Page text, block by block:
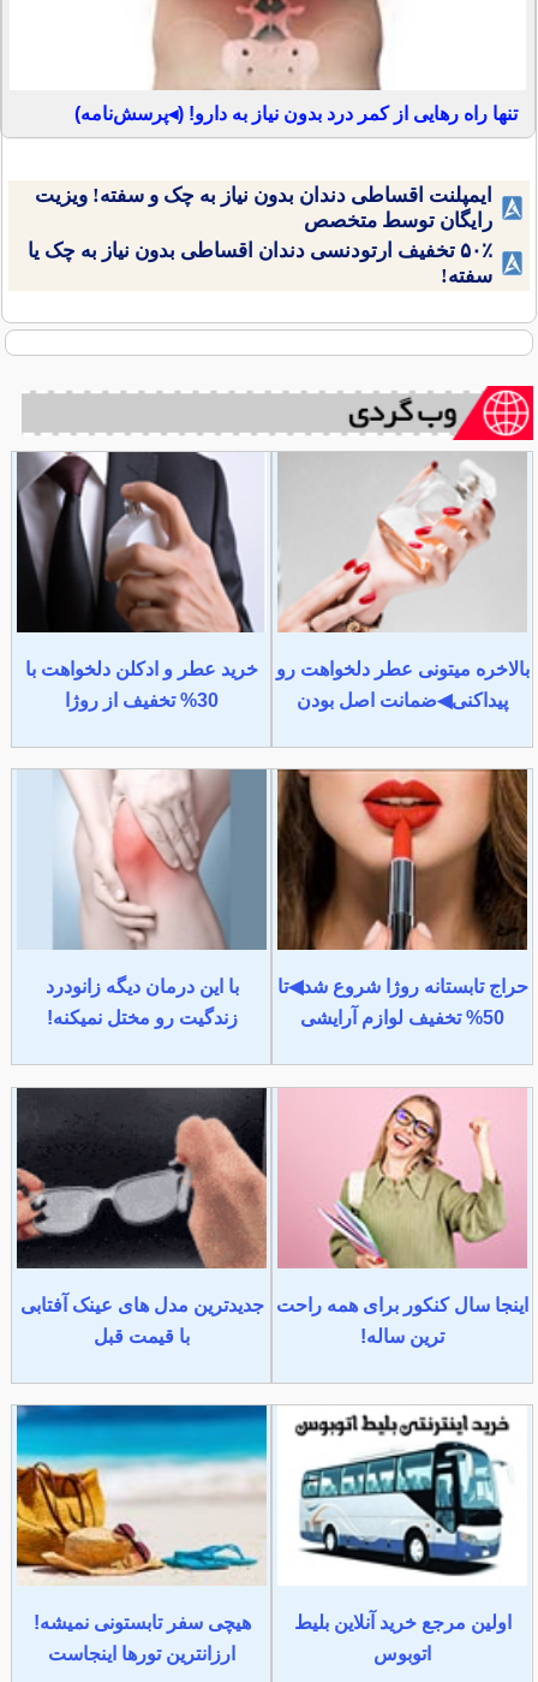
تنها راه رهایی از کمر درد بدون نیاز به دارو! (◂پرسش‌نامه)
ایمپلنت اقساطی دندان بدون نیاز به چک و سفته! ویزیت
رایگان توسط متخصص
۵۰٪ تخفیف ارتودنسی دندان اقساطی بدون نیاز به چک یا
سفته!
بالاخره میتونی عطر دلخواهت رو
پیداکنی◀ضمانت اصل بودن
خرید عطر و ادکلن دلخواهت با
30% تخفیف از روژا
حراج تابستانه روژا شروع شد◀تا
50% تخفیف لوازم آرایشی
با این درمان دیگه زانودرد
زندگیت رو مختل نمیکنه!
اینجا سال کنکور برای همه راحت
ترین ساله!
جدیدترین مدل های عینک آفتابی
با قیمت قبل
اولین مرجع خرید آنلاین بلیط
اتوبوس
هیچی سفر تابستونی نمیشه!
ارزانترین تورها اینجاست